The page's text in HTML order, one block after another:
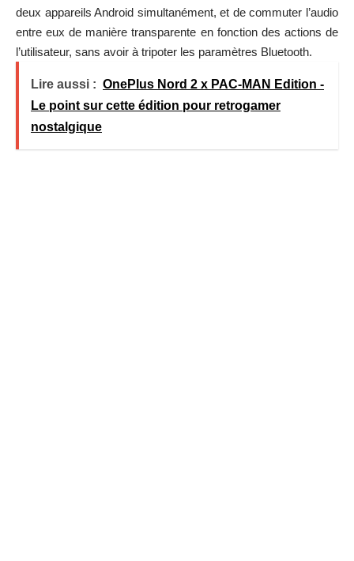
deux appareils Android simultanément, et de commuter l’audio
entre eux de manière transparente en fonction des actions de
l’utilisateur, sans avoir à tripoter les paramètres Bluetooth.
Lire aussi : OnePlus Nord 2 x PAC-MAN Edition -
Le point sur cette édition pour retrogamer
nostalgique